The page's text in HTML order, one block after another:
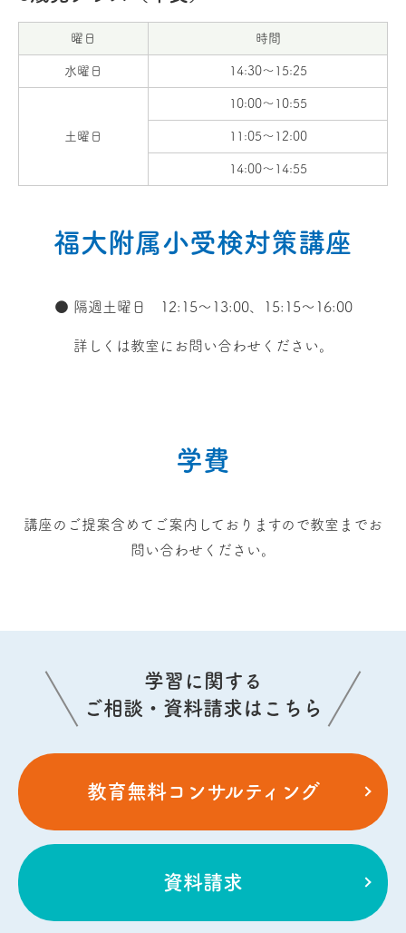
曜日 時間
水曜日 14:30～15:25
土曜日
10:00～10:55
11:05～12:00
14:00～14:55
福大附属小受検対策講座
● 隔週土曜日 12:15〜13:00、15:15〜16:00
詳しくは教室に お問い合わせ ください。
学費
講座のご提案含めてご案内しておりますので教室までお
問い合わせください。
学習に関する
ご相談・資料請求はこちら
教育無料コンサルティング
資料請求